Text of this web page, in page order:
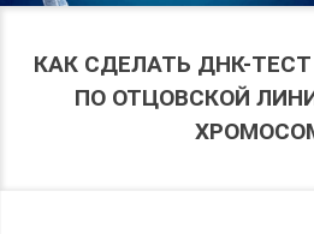
КАК СДЕЛАТЬ ДНК-
ПО ОТЦОВСКОЙ